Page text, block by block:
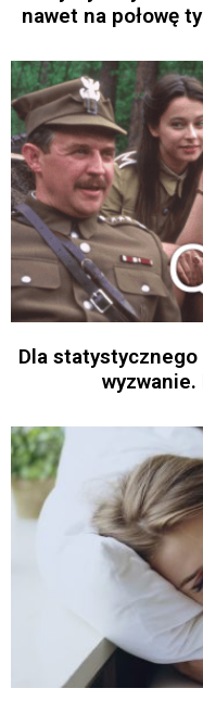
nawet na połowę
Dla